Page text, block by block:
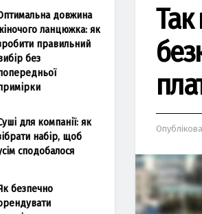
Так
довжина
ланцюжка: як
правильний
без
для компанії: як
набір, щоб
сподобалося
безпечно